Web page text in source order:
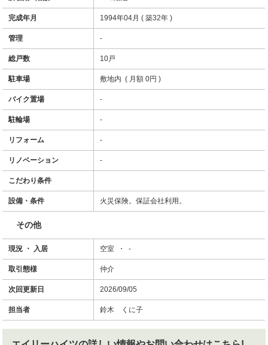
完成年月 1994年04月 ( 築32年 )
管理 -
総戸数 10戸
駐車場 敷地内 ( 月額 0円 )
バイク置場 -
駐輪場 -
リフォーム -
リノベーション -
こだわり条件
設備・条件 火災保険。保証会社利用。
その他
現況 ・ 入居 空室 ・ -
取引態様 仲介
次回更新日 2026/09/05
担当者 鈴木 くに子